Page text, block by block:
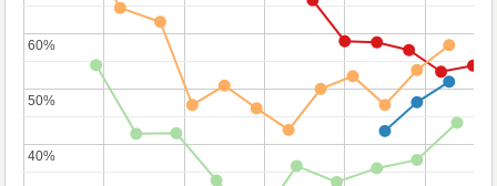
40%
40%
50%
50%
60%
60%